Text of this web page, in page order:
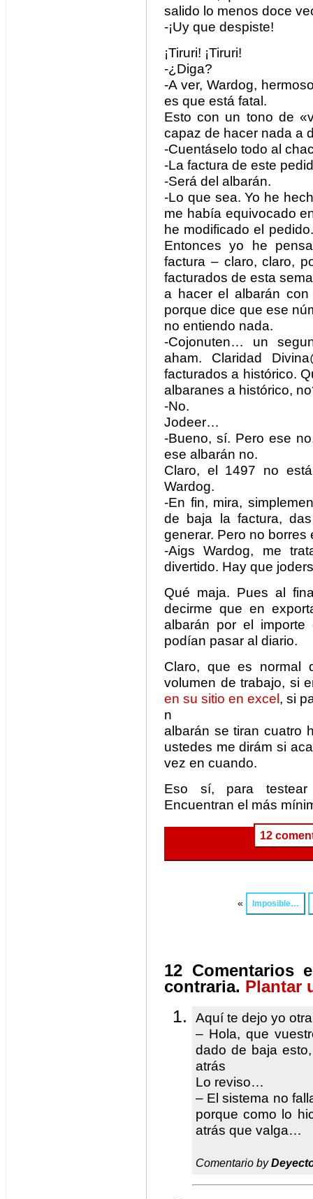
salido lo menos doce
-¡Uy que despiste!
¡Tiruri! ¡Tiruri!
-¿Diga?
-A ver, Wardog,
es que está fatal.
Esto con un tono de
capaz de hacer nada a
-Cuentáselo todo al
-La factura de este
-Será del albarán.
-Lo que sea. Yo he
me había equivocado
he modificado el
Entonces yo he
factura – claro, claro,
facturados de esta
a hacer el albarán
porque dice que ese
no entiendo nada.
-Cojonuten… un
aham. Claridad
facturados a histórico.
albaranes a histórico,
-No.
Jodeer…
-Bueno, sí. Pero ese
ese albarán no.
Claro, el 1497 no
Wardog.
-En fin, mira,
de baja la factura,
generar. Pero no borres
-Aigs Wardog, me
divertido. Hay que
Qué maja. Pues al
decirme que en
albarán por el
podían pasar al diario.
Claro, que es normal
volumen de trabajo, si
en su sitio en excel, si
n
albarán se tiran cuatro
ustedes me dirám si
vez en cuando.
Eso sí, para
Encuentran el más
12
« Imposible…
12 Comentarios
contraria. Plantar
Aquí te dejo yo
– Hola, que
dado de baja
atrás
Lo reviso…
– El sistema no
porque como lo
atrás que valga…
Comentario by